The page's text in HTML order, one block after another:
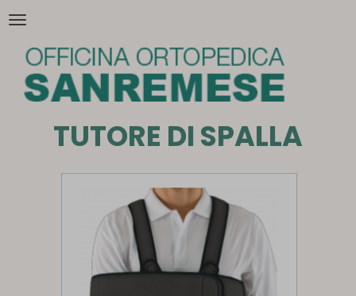
Attiva/disattiva
navigazione
TUTORE DI SPALLA